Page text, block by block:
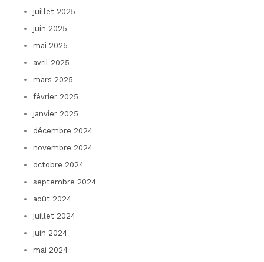
juillet 2025
juin 2025
mai 2025
avril 2025
mars 2025
février 2025
janvier 2025
décembre 2024
novembre 2024
octobre 2024
septembre 2024
août 2024
juillet 2024
juin 2024
mai 2024